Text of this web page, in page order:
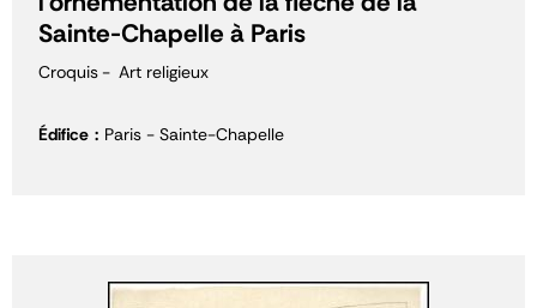
Sainte-Chapelle à Paris
Croquis Art religieux
Édifice Paris - Sainte-Chapelle